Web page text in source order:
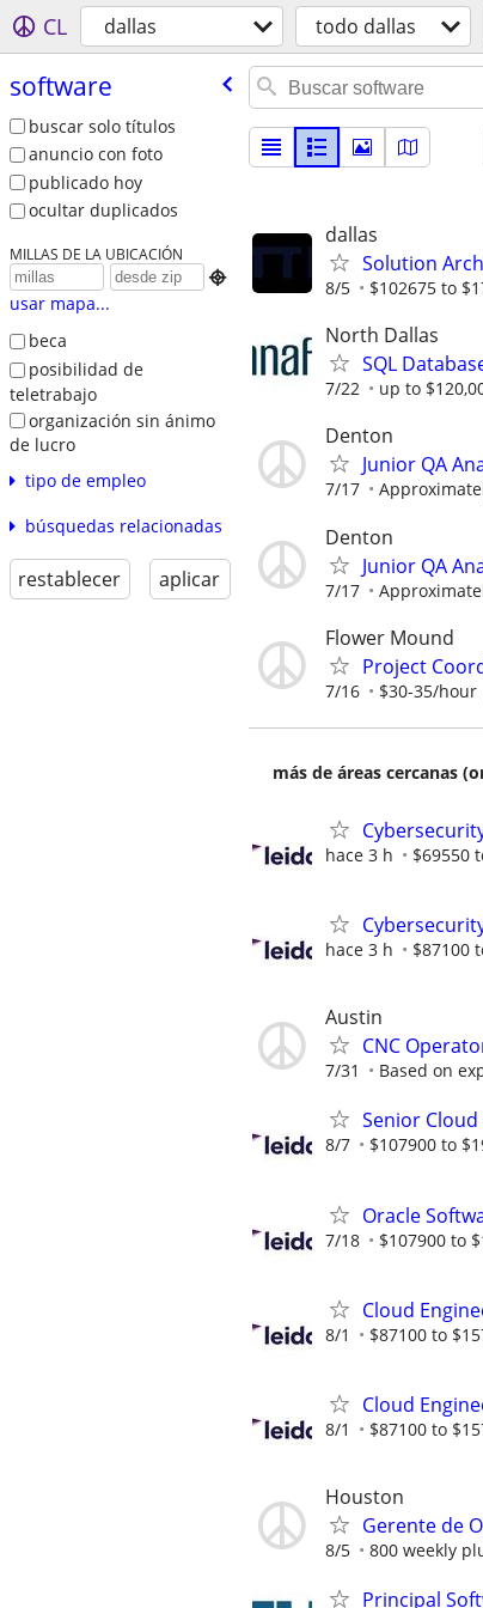
CL dallas todo dallas
software
buscar solo títulos
anuncio con foto
publicado hoy
ocultar duplicados
MILLAS DE LA UBICACIÓN

usar mapa...
beca
posibilidad de
teletrabajo
organización sin ánimo
de lucro
tipo de empleo
búsquedas relacionadas
restablecer aplicar
dallas
Solution
8/5 $102675 to
North Dallas
SQL
7/22 up to
Denton
Junior QA
7/17
Denton
Junior QA
7/17
Flower Mound
Project
7/16 $30-35/hour
más de áreas cercanas
hace 3 h $69550
hace 3 h $87100
Austin
CNC
7/31 Based on
Senior
8/7 $107900 to
Oracle
7/18 $107900 to
Cloud
8/1 $87100 to
Cloud
8/1 $87100 to
Houston
Gerente de
8/5 800 weekly
Principal